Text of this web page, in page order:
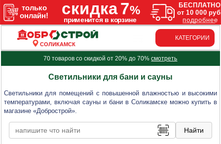
СОЛИКАМСК
КАТЕГОРИИ
70 товаров со скидкой от 20% до 70%смотреть
Светильники для бани и сауны
Светильники для помещений с повышенной влажностью и высокими
температурами, включая сауны и бани в Соликамске можно купить в
магазине «Добрострой».